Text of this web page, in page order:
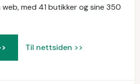
med 41 butikker og sine 350
Til nettsiden >>